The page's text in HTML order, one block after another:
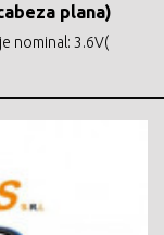
plana)
nominal: 3.6V(